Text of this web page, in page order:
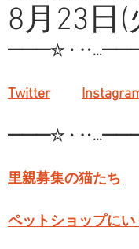
8月23日(
━━━☆・
Twitter
━━━☆・
里親募集の猫たち
ペットショップにい